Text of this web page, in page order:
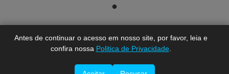
Antes de continuar o acesso em nosso site, por favor, leia e
confira nossa Politica de Privacidade.